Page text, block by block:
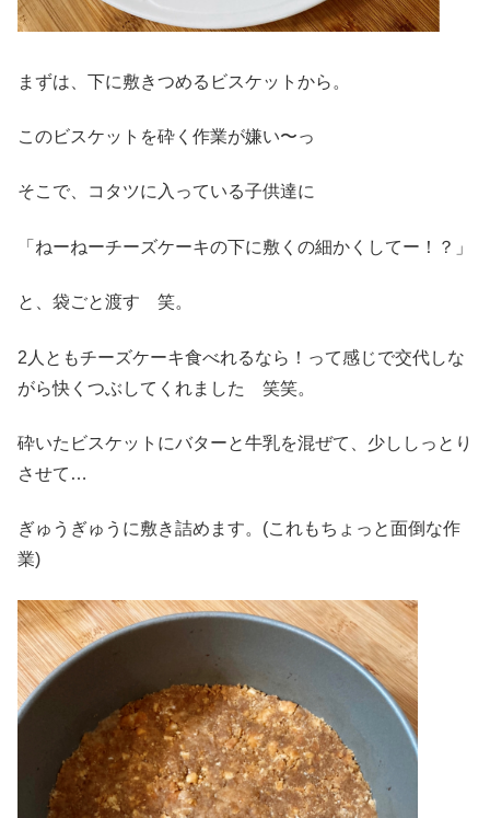
まずは、下に敷きつめるビスケットから。
このビスケットを砕く作業が嫌い〜っ
そこで、コタツに入っている子供達に
「ねーねーチーズケーキの下に敷くの細かくしてー！？」
と、袋ごと渡す 笑。
2人ともチーズケーキ食べれるなら！って感じで交代しな
がら快くつぶしてくれました 笑笑。
砕いたビスケットにバターと牛乳を混ぜて、少ししっとり
させて…
ぎゅうぎゅうに敷き詰めます。(これもちょっと面倒な作
業)